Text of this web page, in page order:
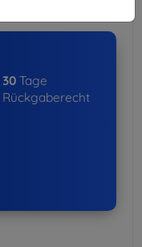
30 Tage
Rückgaberecht